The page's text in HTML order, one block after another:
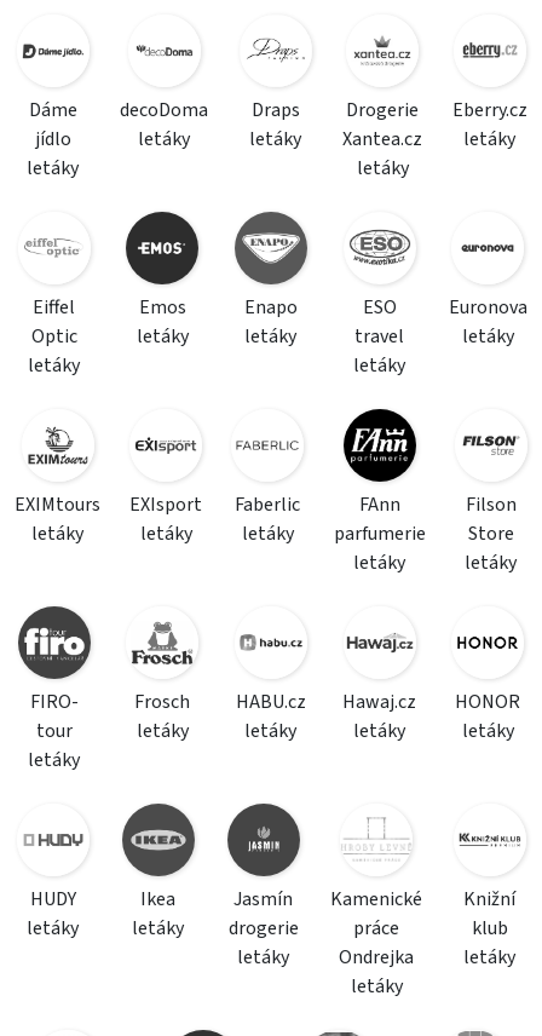
Dáme
jídlo
letáky
decoDoma
letáky
Draps
letáky
Drogerie
Xantea.cz
letáky
Eberry.cz
letáky
Eiffel
Optic
letáky
Emos
letáky
Enapo
letáky
ESO
travel
letáky
Euronova
letáky
EXIMtours
letáky
EXIsport
letáky
Faberlic
letáky
FAnn
parfumerie
letáky
Filson
Store
letáky
FIRO-
tour
letáky
Frosch
letáky
HABU.cz
letáky
Hawaj.cz
letáky
HONOR
letáky
HUDY
letáky
Ikea
letáky
Jasmín
drogerie
letáky
Kamenické
práce
Ondrejka
letáky
Knižní
klub
letáky